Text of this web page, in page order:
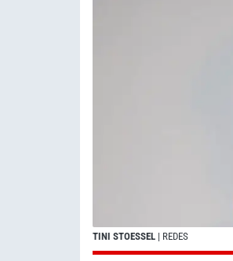
TINI STOESSEL | REDES